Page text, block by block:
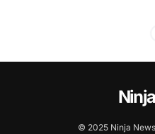
© 2025 Ninja